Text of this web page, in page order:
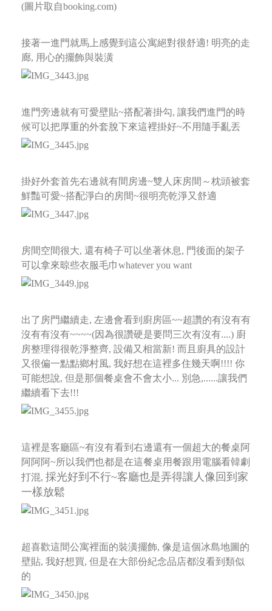
(圖片取自booking.com)
接著一進門就馬上感覺到這公寓絕對很舒適! 明亮的走
廊, 用心的擺飾與裝潢
進門旁邊就有可愛壁貼~搭配著掛勾, 讓我們進門的時
候可以把厚重的外套脫下來這裡掛好~不用隨手亂丟
掛好外套首先右邊就有間房邊~雙人床房間～枕頭被套
鮮豔可愛~搭配淨白的房間~很明亮乾淨又舒適
房間空間很大, 還有椅子可以坐著休息, 門後面的架子
可以拿來晾些衣服毛巾whatever you want
出了房門繼續走, 左邊會看到廚房區~~超讚的有沒有有
沒有有沒有~~~~(因為很讚硬是要問三次有沒有....) 廚
房整理得很乾淨整齊, 設備又相當新! 而且廚具的設計
又很偏一點點鄉村風, 我好想在這裡多住幾天啊!!!! 你
可能想說, 但是那個餐桌會不會太小... 別急,......讓我們
繼續看下去!!!
這裡是客廳區~有沒有看到右邊還有一個超大的餐桌阿
阿阿阿~所以我們也都是在這餐桌用餐跟用電腦看韓劇
打混, 採光好到不行~客廳也是弄得讓人像回到家
一樣放鬆
超喜歡這間公寓裡面的裝潢擺飾, 像是這個冰島地圖的
壁貼, 我好想買, 但是在大部份紀念品店都沒看到類似
的